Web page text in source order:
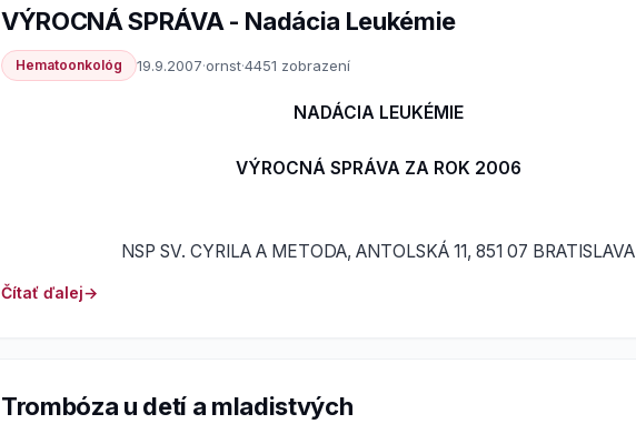
VÝROCNÁ SPRÁVA - Nadácia Leukémie
Hematoonkológ 19.9.2007·ornst·4451 zobrazení
NADÁCIA LEUKÉMIE
VÝROCNÁ SPRÁVA ZA ROK 2006
NSP SV. CYRILA A METODA, ANTOLSKÁ 11, 851 07 BRATISLAVA
Čítať ďalej
Trombóza u detí a mladistvých